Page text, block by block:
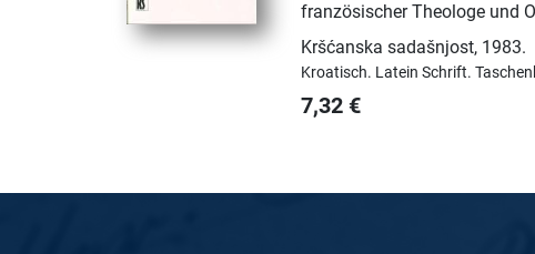
französischer Theologe und
Kršćanska sadašnjost, 1983.
Kroatisch. Latein Schrift.
7,32 €